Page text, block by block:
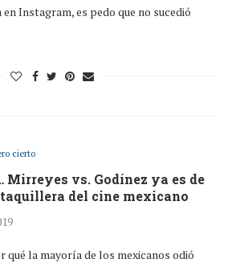
Instagram, es pedo que no sucedió
cierto
Mirreyes vs. Godínez ya es de
del cine mexicano
qué la mayoría de los mexicanos odió